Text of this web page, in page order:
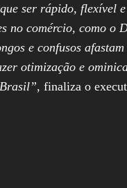
ser rápido, flexível
no comércio, como o
e confusos
otimização e
, finaliza o